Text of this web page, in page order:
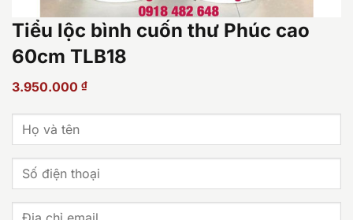
Tiểu lộc bình cuốn thư Phúc cao
60cm TLB18
3.950.000 ₫